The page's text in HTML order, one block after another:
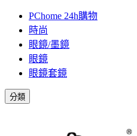
PChome 24h購物
時尚
眼鏡/墨鏡
眼鏡
眼鏡套鏡
分類